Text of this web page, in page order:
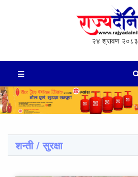
२४ श्रावण २०८३
शन्ती / सुरक्षा